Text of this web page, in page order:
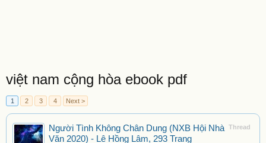
việt nam cộng hòa ebook pdf
1 2 3 4 Next >
Thread
Người Tình Không Chân Dung (NXB Hội Nhà
Văn 2020) - Lê Hồng Lâm, 293 Trang